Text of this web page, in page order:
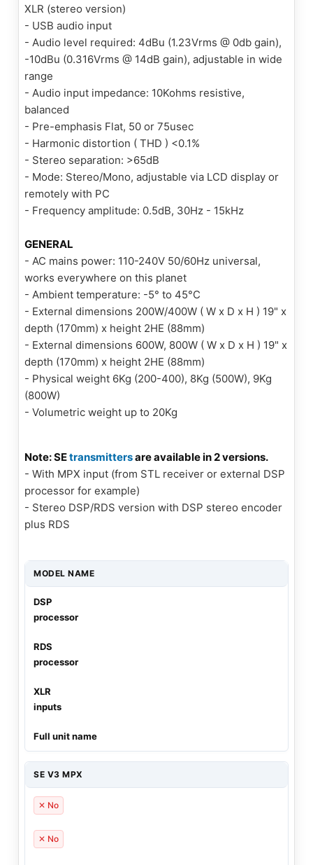
XLR (stereo version)
- USB audio input
- Audio level required: 4dBu (1.23Vrms @ 0db gain),
-10dBu (0.316Vrms @ 14dB gain), adjustable in wide
range
- Audio input impedance: 10Kohms resistive,
balanced
- Pre-emphasis Flat, 50 or 75usec
- Harmonic distortion ( THD ) <0.1%
- Stereo separation: >65dB
- Mode: Stereo/Mono, adjustable via LCD display or
remotely with PC
- Frequency amplitude: 0.5dB, 30Hz - 15kHz
GENERAL
- AC mains power: 110-240V 50/60Hz universal,
works everywhere on this planet
- Ambient temperature: -5° to 45°C
- External dimensions 200W/400W ( W x D x H ) 19" x
depth (170mm) x height 2HE (88mm)
- External dimensions 600W, 800W ( W x D x H ) 19" x
depth (170mm) x height 2HE (88mm)
- Physical weight 6Kg (200-400), 8Kg (500W), 9Kg
(800W)
- Volumetric weight up to 20Kg
Note: SEtransmittersare available in 2 versions.
- With MPX input (from STL receiver or external DSP
processor for example)
- Stereo DSP/RDS version with DSP stereo encoder
plus RDS
MODEL NAME
DSP
processor
RDS
processor
XLR
inputs
Full unit name
SE V3 MPX
✕ No
✕ No